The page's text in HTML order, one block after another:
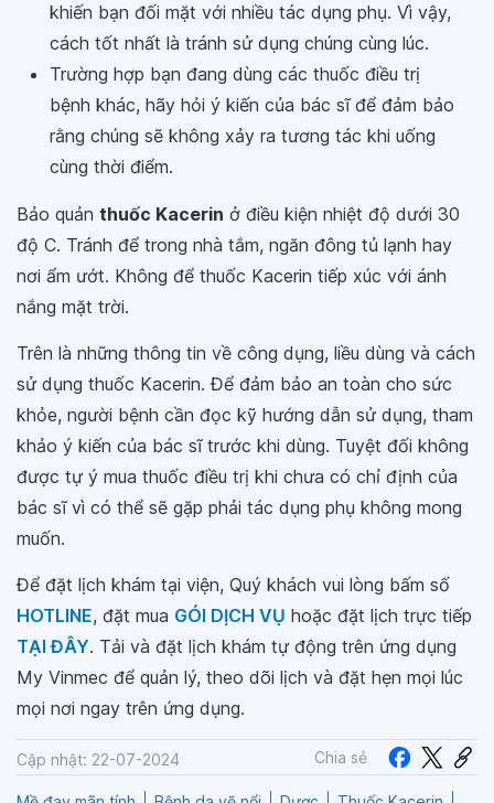
khiến bạn đối mặt với nhiều tác dụng phụ. Vì vậy,
cách tốt nhất là tránh sử dụng chúng cùng lúc.
Trường hợp bạn đang dùng các thuốc điều trị
bệnh khác, hãy hỏi ý kiến của bác sĩ để đảm bảo
rằng chúng sẽ không xảy ra tương tác khi uống
cùng thời điểm.
Bảo quản thuốc Kacerin ở điều kiện nhiệt độ dưới 30
độ C. Tránh để trong nhà tắm, ngăn đông tủ lạnh hay
nơi ẩm ướt. Không để thuốc Kacerin tiếp xúc với ánh
nắng mặt trời.
Trên là những thông tin về công dụng, liều dùng và cách
sử dụng thuốc Kacerin. Để đảm bảo an toàn cho sức
khỏe, người bệnh cần đọc kỹ hướng dẫn sử dụng, tham
khảo ý kiến của bác sĩ trước khi dùng. Tuyệt đối không
được tự ý mua thuốc điều trị khi chưa có chỉ định của
bác sĩ vì có thể sẽ gặp phải tác dụng phụ không mong
muốn.
Để đặt lịch khám tại viện, Quý khách vui lòng bấm số
HOTLINE, đặt mua GÓI DỊCH VỤ hoặc đặt lịch trực tiếp
TẠI ĐÂY. Tải và đặt lịch khám tự động trên ứng dụng
My Vinmec để quản lý, theo dõi lịch và đặt hẹn mọi lúc
mọi nơi ngay trên ứng dụng.
Cập nhật: 22-07-2024 Chia sẻ